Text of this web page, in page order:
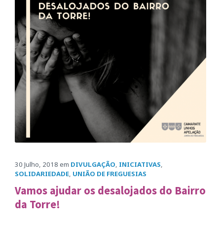
30 Julho, 2018 em DIVULGAÇÃO, INICIATIVAS,
SOLIDARIEDADE, UNIÃO DE FREGUESIAS
Vamos ajudar os desalojados do Bairro
da Torre!